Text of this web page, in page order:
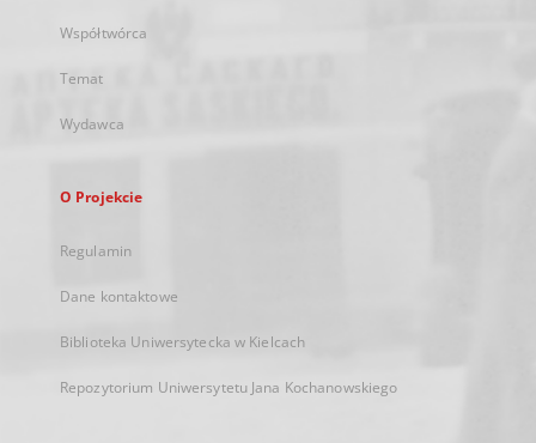
Współtwórca
Temat
Wydawca
O Projekcie
Regulamin
Dane kontaktowe
Biblioteka Uniwersytecka w Kielcach
Repozytorium Uniwersytetu Jana Kochanowskiego